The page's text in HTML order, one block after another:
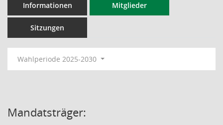
Informationen Mitglieder
Sitzungen
Wahlperiode 2025-2030
Mandatsträger: